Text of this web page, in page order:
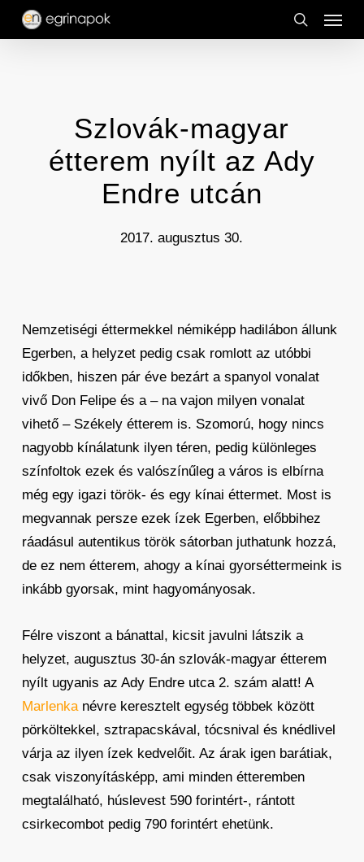
Skip
search
Menu
Szlovák-magyar
étterem nyílt az Ady
Endre utcán
2017. augusztus 30.
Nemzetiségi éttermekkel némiképp hadilábon állunk
Egerben, a helyzet pedig csak romlott az utóbbi
időkben, hiszen pár éve bezárt a spanyol vonalat
vivő Don Felipe és a – na vajon milyen vonalat
vihető – Székely étterem is. Szomorú, hogy nincs
nagyobb kínálatunk ilyen téren, pedig különleges
színfoltok ezek és valószínűleg a város is elbírna
még egy igazi török- és egy kínai éttermet. Most is
megvannak persze ezek ízek Egerben, előbbihez
ráadásul autentikus török sátorban juthatunk hozzá,
de ez nem étterem, ahogy a kínai gyorséttermeink is
inkább gyorsak, mint hagyományosak.
Félre viszont a bánattal, kicsit javulni látszik a
helyzet, augusztus 30-án szlovák-magyar étterem
nyílt ugyanis az Ady Endre utca 2. szám alatt! A
Marlenkanévre keresztelt egység többek között
pörköltekkel, sztrapacskával, tócsnival és knédlivel
várja az ilyen ízek kedvelőit. Az árak igen barátiak,
csak viszonyításképp, ami minden étteremben
megtalálható, húslevest 590 forintért-, rántott
csirkecombot pedig 790 forintért ehetünk.